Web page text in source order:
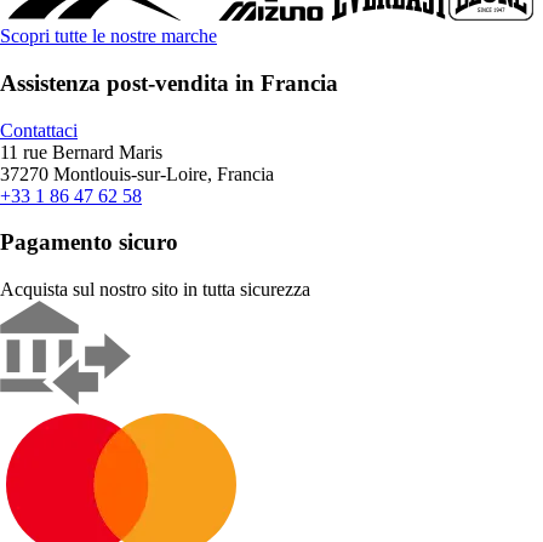
Scopri tutte le nostre marche
Assistenza post-vendita in Francia
Contattaci
11 rue Bernard Maris
37270 Montlouis-sur-Loire, Francia
+33 1 86 47 62 58
Pagamento sicuro
Acquista sul nostro sito in tutta sicurezza